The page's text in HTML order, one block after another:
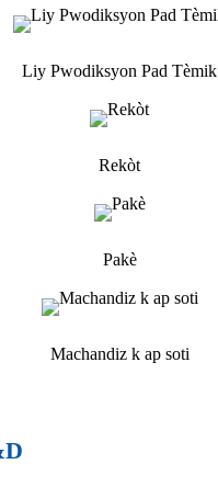
Liy Pwodiksyon Pad Tèmik
Rekòt
Pakè
Machandiz k ap soti